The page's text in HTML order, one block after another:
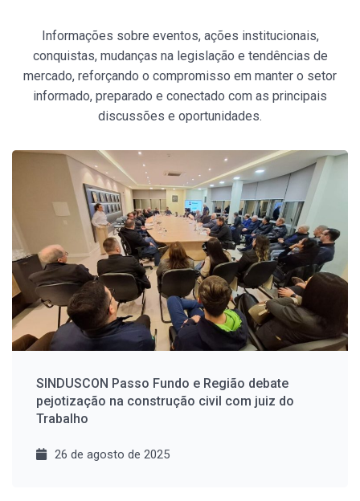
Informações sobre eventos, ações institucionais,
conquistas, mudanças na legislação e tendências de
mercado, reforçando o compromisso em manter o setor
informado, preparado e conectado com as principais
discussões e oportunidades.
SINDUSCON Passo Fundo e Região debate
pejotização na construção civil com juiz do
Trabalho
26 de agosto de 2025